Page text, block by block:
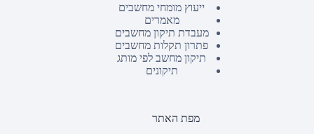
ייעוץ מומחי מחשבים
מאמרים
מעבדת תיקון מחשבים
פתרון תקלות מחשבים
תיקון מחשב לפי מותג
תיקונים
מפת האתר